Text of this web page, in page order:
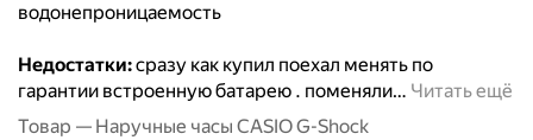
водонепроницаемость
Недостатки:сразу как купил поехал менять по
гарантии встроенную батарею . поменяли… Читать ещё
Товар — Наручные часы CASIO G-Shock